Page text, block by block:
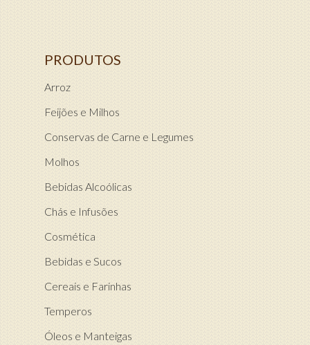
PRODUTOS
Arroz
Feijões e Milhos
Conservas de Carne e Legumes
Molhos
Bebidas Alcoólicas
Chás e Infusões
Cosmética
Bebidas e Sucos
Cereais e Farinhas
Temperos
Óleos e Manteigas